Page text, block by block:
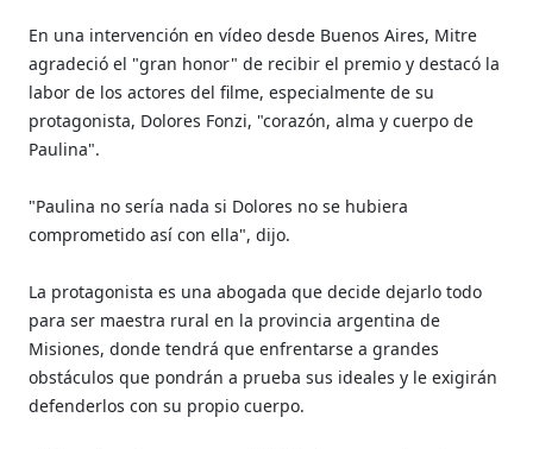
En una intervención en vídeo desde Buenos Aires, Mitre
agradeció el "gran honor" de recibir el premio y destacó la
labor de los actores del filme, especialmente de su
protagonista, Dolores Fonzi, "corazón, alma y cuerpo de
Paulina".
"Paulina no sería nada si Dolores no se hubiera
comprometido así con ella", dijo.
La protagonista es una abogada que decide dejarlo todo
para ser maestra rural en la provincia argentina de
Misiones, donde tendrá que enfrentarse a grandes
obstáculos que pondrán a prueba sus ideales y le exigirán
defenderlos con su propio cuerpo.